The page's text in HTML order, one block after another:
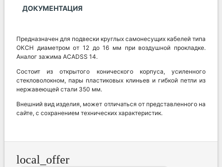
ДОКУМЕНТАЦИЯ
Предназначен для подвески круглых самонесущих кабелей типа
ОКСН диаметром от 12 до 16 мм при воздушной прокладке.
Аналог зажима ACADSS 14.
Состоит из открытого конического корпуса, усиленного
стекловолокном, пары пластиковых клиньев и гибкой петли из
нержавеющей стали 350 мм.
Внешний вид изделия, может отличаться от представленного на
сайте, с сохранением технических характеристик.
local_offer